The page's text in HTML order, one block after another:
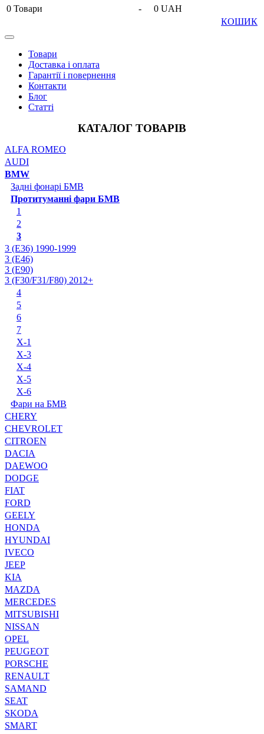
0 Товари -
0 UAH
КОШИК
Товари
Доставка і оплата
Гарантії і повернення
Контакти
Блог
Статті
КАТАЛОГ ТОВАРІВ
ALFA ROMEO
AUDI
BMW
Задні фонарі БМВ
Протитуманні фари БМВ
1
2
3
3 (E36) 1990-1999
3 (E46)
3 (E90)
3 (F30/F31/F80) 2012+
4
5
6
7
X-1
X-3
X-4
X-5
X-6
Фари на БМВ
CHERY
CHEVROLET
CITROEN
DACIA
DAEWOO
DODGE
FIAT
FORD
GEELY
HONDA
HYUNDAI
IVECO
JEEP
KIA
MAZDA
MERCEDES
MITSUBISHI
NISSAN
OPEL
PEUGEOT
PORSCHE
RENAULT
SAMAND
SEAT
SKODA
SMART